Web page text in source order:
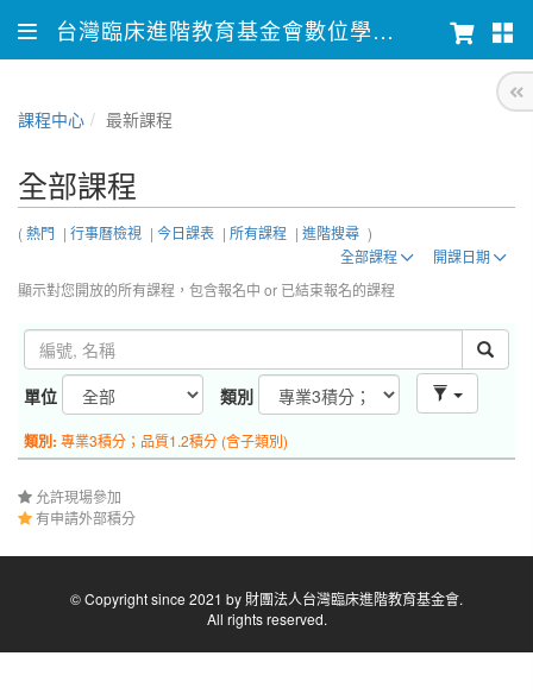
台灣臨床進階教育基金會數位學習平台
課程中心 最新課程
全部課程
(熱門 | 行事曆檢視 | 今日課表 | 所有課程 | 進階搜尋 )
全部課程
開課日期
顯示對您開放的所有課程，包含報名中 or 已結束報名的課程
單位 類別
類別: 專業3積分；品質1.2積分 (含子類別)
允許現場參加
有申請外部積分
© Copyright since 2021 by 財團法人台灣臨床進階教育基金會.
All rights reserved.